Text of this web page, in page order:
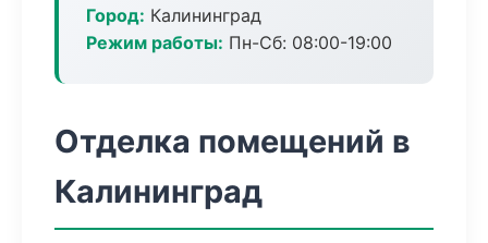
Город: Калининград
Режим работы: Пн-Сб: 08:00-19:00
Отделка помещений в
Калининград